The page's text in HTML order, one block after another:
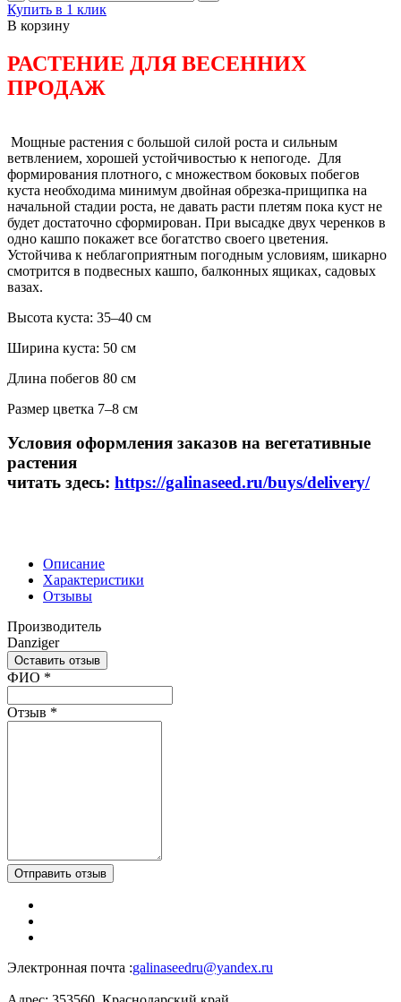
Купить в 1 клик
В корзину
РАСТЕНИЕ ДЛЯ ВЕСЕННИХ
ПРОДАЖ
Мощные растения с большой силой роста и сильным
ветвлением, хорошей устойчивостью к непогоде. Для
формирования плотного, с множеством боковых побегов
куста необходима минимум двойная обрезка-прищипка на
начальной стадии роста, не давать расти плетям пока куст не
будет достаточно сформирован. При высадке двух черенков в
одно кашпо покажет все богатство своего цветения.
Устойчива к неблагоприятным погодным условиям, шикарно
смотрится в подвесных кашпо, балконных ящиках, садовых
вазах.
Высота куста: 35–40 см
Ширина куста: 50 см
Длина побегов 80 см
Размер цветка 7–8 см
Условия оформления заказов на вегетативные
растения
читать здесь: https://galinaseed.ru/buys/delivery/
Описание
Характеристики
Отзывы
Производитель
Danziger
Оставить отзыв
Ваш отзыв был отправлен!
ФИО *
Отзыв *
Отправить отзыв
Электронная почта :galinaseedru@yandex.ru